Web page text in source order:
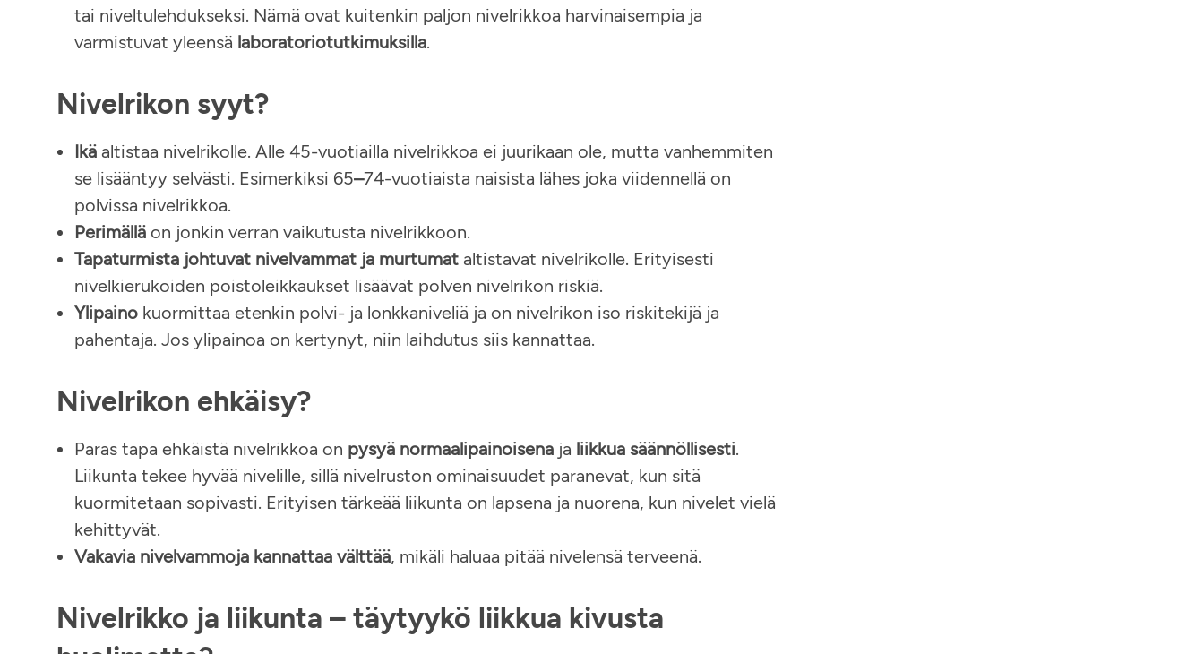
tai niveltulehdukseksi. Nämä ovat kuitenkin paljon nivelrikkoa harvinaisempia ja
varmistuvat yleensä laboratoriotutkimuksilla.
Nivelrikon syyt?
Ikä altistaa nivelrikolle. Alle 45-vuotiailla nivelrikkoa ei juurikaan ole, mutta vanhemmiten
se lisääntyy selvästi. Esimerkiksi 65–74-vuotiaista naisista lähes joka viidennellä on
polvissa nivelrikkoa.
Perimällä on jonkin verran vaikutusta nivelrikkoon.
Tapaturmista johtuvat nivelvammat ja murtumat altistavat nivelrikolle. Erityisesti
nivelkierukoiden poistoleikkaukset lisäävät polven nivelrikon riskiä.
Ylipaino kuormittaa etenkin polvi- ja lonkkaniveliä ja on nivelrikon iso riskitekijä ja
pahentaja. Jos ylipainoa on kertynyt, niin laihdutus siis kannattaa.
Nivelrikon ehkäisy?
Paras tapa ehkäistä nivelrikkoa on pysyä normaalipainoisena ja liikkua säännöllisesti.
Liikunta tekee hyvää nivelille, sillä nivelruston ominaisuudet paranevat, kun sitä
kuormitetaan sopivasti. Erityisen tärkeää liikunta on lapsena ja nuorena, kun nivelet vielä
kehittyvät.
Vakavia nivelvammoja kannattaa välttää, mikäli haluaa pitää nivelensä terveenä.
Nivelrikko ja liikunta – täytyykö liikkua kivusta